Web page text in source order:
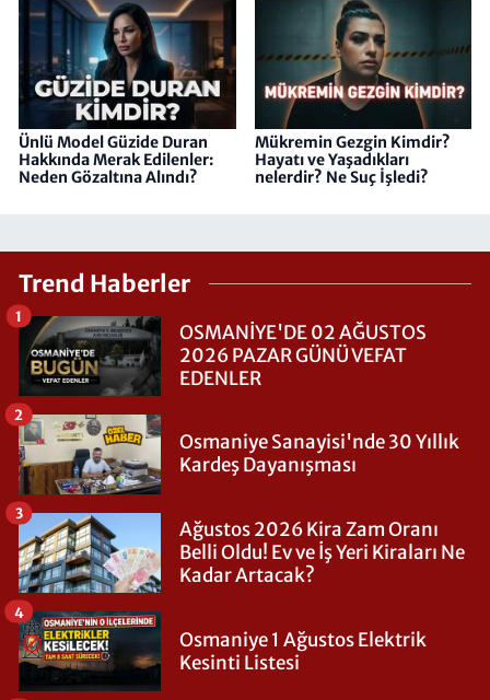
Ünlü Model Güzide Duran
Hakkında Merak Edilenler:
Neden Gözaltına Alındı?
Mükremin Gezgin Kimdir?
Hayatı ve Yaşadıkları
nelerdir? Ne Suç İşledi?
Trend Haberler
OSMANİYE'DE 02 AĞUSTOS
2026 PAZAR GÜNÜ VEFAT
EDENLER
1
Osmaniye Sanayisi'nde 30 Yıllık
Kardeş Dayanışması
2
Ağustos 2026 Kira Zam Oranı
Belli Oldu! Ev ve İş Yeri Kiraları Ne
Kadar Artacak?
3
Osmaniye 1 Ağustos Elektrik
Kesinti Listesi
4